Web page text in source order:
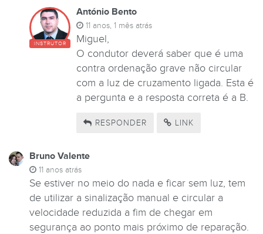
INSTRUTOR
António Bento
11 anos, 1 mês atrás
Miguel,
O condutor deverá saber que é uma
contra ordenação grave não circular
com a luz de cruzamento ligada. Esta é
a pergunta e a resposta correta é a B.
RESPONDER LINK
Bruno Valente
11 anos atrás
Se estiver no meio do nada e ficar sem luz, tem
de utilizar a sinalização manual e circular a
velocidade reduzida a fim de chegar em
segurança ao ponto mais próximo de reparação.